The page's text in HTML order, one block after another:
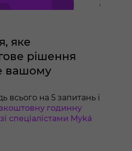
яке
рішення
вашому
всього на 5 запитань і
годинну
спеціалістами Myká